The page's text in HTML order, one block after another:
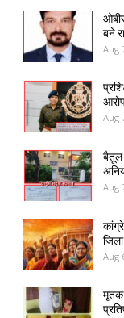
बने
Aug
Aug
बैतूल
Aug
Aug
मृतक